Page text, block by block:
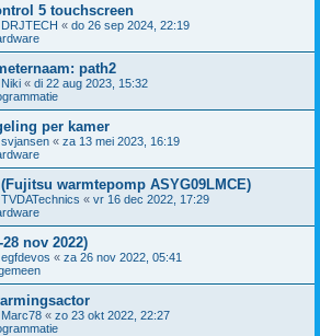
5 touchscreen
DRJTECH « do 26 sep 2024, 22:19
path2
Niki « di 22 aug 2023, 15:32
per kamer
svjansen « za 13 mei 2023, 16:19
warmtepomp ASYG09LMCE)
TVDATechnics « vr 16 dec 2022, 17:29
nov 2022)
egfdevos « za 26 nov 2022, 05:41
Marc78 « zo 23 okt 2022, 22:27